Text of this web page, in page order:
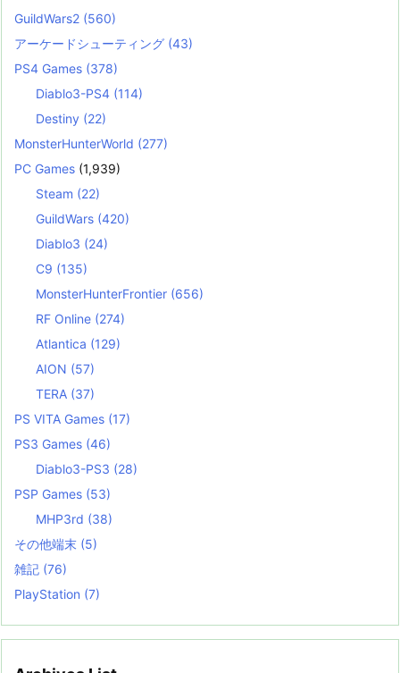
GuildWars2 (560)
アーケードシューティング (43)
PS4 Games (378)
Diablo3-PS4 (114)
Destiny (22)
MonsterHunterWorld (277)
PC Games (1,939)
Steam (22)
GuildWars (420)
Diablo3 (24)
C9 (135)
MonsterHunterFrontier (656)
RF Online (274)
Atlantica (129)
AION (57)
TERA (37)
PS VITA Games (17)
PS3 Games (46)
Diablo3-PS3 (28)
PSP Games (53)
MHP3rd (38)
その他端末 (5)
雑記 (76)
PlayStation (7)